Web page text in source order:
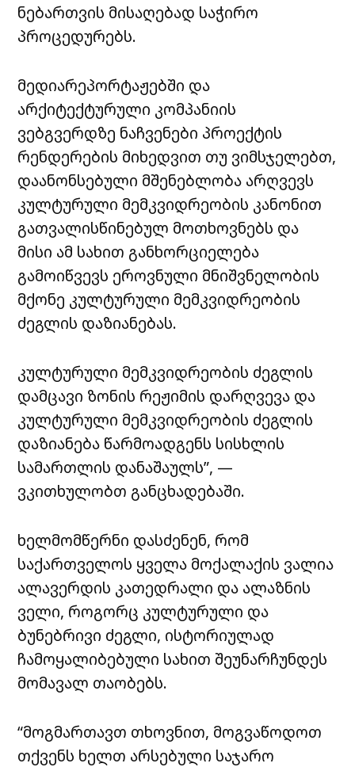
ნებართვის მისაღებად საჭირო
პროცედურებს.
მედიარეპორტაჟებში და
არქიტექტურული კომპანიის
ვებგვერდზე ნაჩვენები პროექტის
რენდერების მიხედვით თუ ვიმსჯელებთ,
დაანონსებული მშენებლობა არღვევს
კულტურული მემკვიდრეობის კანონით
გათვალისწინებულ მოთხოვნებს და
მისი ამ სახით განხორციელება
გამოიწვევს ეროვნული მნიშვნელობის
მქონე კულტურული მემკვიდრეობის
ძეგლის დაზიანებას.
კულტურული მემკვიდრეობის ძეგლის
დამცავი ზონის რეჟიმის დარღვევა და
კულტურული მემკვიდრეობის ძეგლის
დაზიანება წარმოადგენს სისხლის
სამართლის დანაშაულს”, —
ვკითხულობთ განცხადებაში.
ხელმომწერნი დასძენენ, რომ
საქართველოს ყველა მოქალაქის ვალია
ალავერდის კათედრალი და ალაზნის
ველი, როგორც კულტურული და
ბუნებრივი ძეგლი, ისტორიულად
ჩამოყალიბებული სახით შეუნარჩუნდეს
მომავალ თაობებს.
“მოგმართავთ თხოვნით, მოგვაწოდოთ
თქვენს ხელთ არსებული საჯარო